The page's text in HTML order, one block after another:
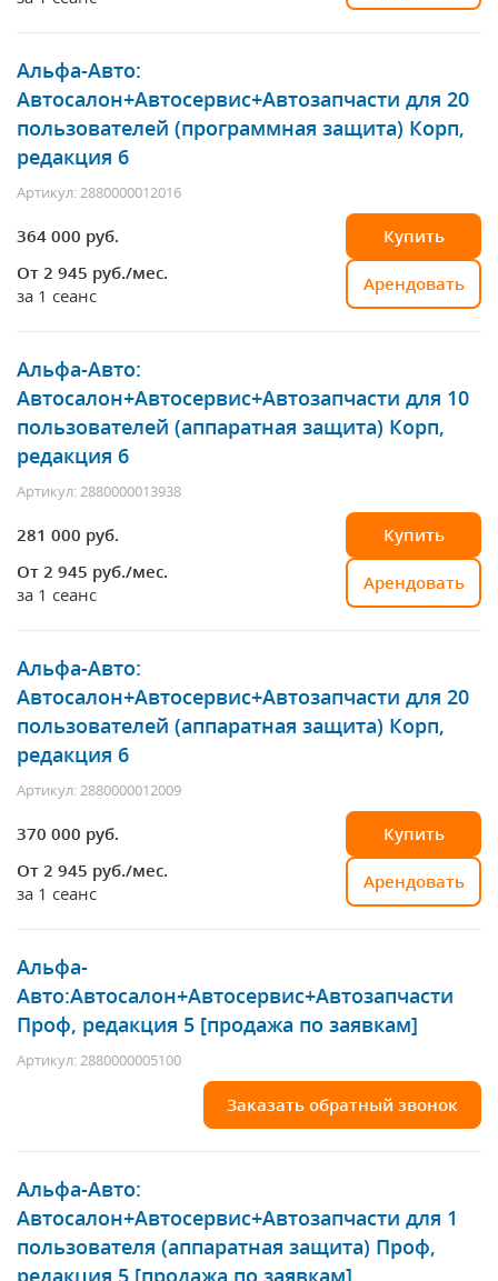
Альфа-Авто:
Автосалон+Автосервис+Автозапчасти для 20
пользователей (программная защита) Корп,
редакция 6
Артикул: 2880000012016
364 000 руб.
Купить
От 2 945 руб./мес.
за 1 сеанс
Арендовать
Альфа-Авто:
Автосалон+Автосервис+Автозапчасти для 10
пользователей (аппаратная защита) Корп,
редакция 6
Артикул: 2880000013938
281 000 руб.
Купить
От 2 945 руб./мес.
за 1 сеанс
Арендовать
Альфа-Авто:
Автосалон+Автосервис+Автозапчасти для 20
пользователей (аппаратная защита) Корп,
редакция 6
Артикул: 2880000012009
370 000 руб.
Купить
От 2 945 руб./мес.
за 1 сеанс
Арендовать
Альфа-
Авто:Автосалон+Автосервис+Автозапчасти
Проф, редакция 5 [продажа по заявкам]
Артикул: 2880000005100
Заказать обратный звонок
Альфа-Авто:
Автосалон+Автосервис+Автозапчасти для 1
пользователя (аппаратная защита) Проф,
редакция 5 [продажа по заявкам]